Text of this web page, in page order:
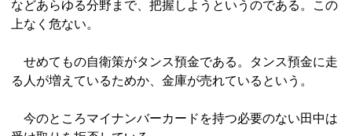
などあらゆる分野まで、把握しようというのである。この
上なく危ない。
せめてもの自衛策がタンス預金である。タンス預金に走
る人が増えているためか、金庫が売れているという。
今のところマイナンバーカードを持つ必要のない田中は